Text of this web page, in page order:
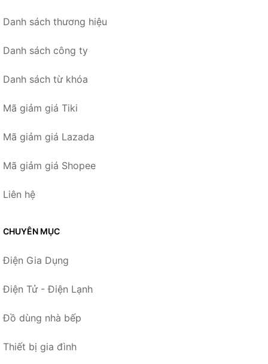
Danh sách thương hiệu
Danh sách công ty
Danh sách từ khóa
Mã giảm giá Tiki
Mã giảm giá Lazada
Mã giảm giá Shopee
Liên hệ
CHUYÊN MỤC
Điện Gia Dụng
Điện Tử - Điện Lạnh
Đồ dùng nhà bếp
Thiết bị gia đình